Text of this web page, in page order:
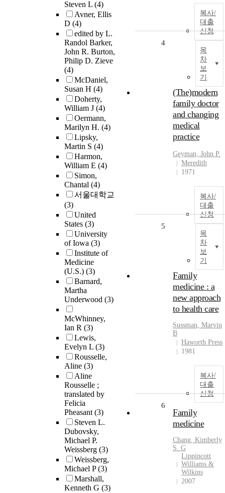
Steven L (4)
Avner, Ellis
D (4)
edited by L.
Randol Barker,
John R. Burton,
Philip D. Zieve
(4)
McDaniel,
Susan H (4)
Doherty,
William J (4)
Oermann,
Marilyn H. (4)
Lipsky,
Martin S (4)
Harmon,
William E (4)
Simon,
Chantal (4)
서울대학교
(3)
United
States (3)
University
of Iowa (3)
Institute of
Medicine
(U.S.) (3)
Barnard,
Martha
Underwood (3)
McWhinney,
Ian R (3)
Lewis,
Evelyn L (3)
Rousselle,
Aline (3)
Aline
Rousselle ;
translated by
Felicia
Pheasant(3)
Steven L.
Dubovsky,
Michael P.
Weissberg (3)
Weissberg,
Michael P(3)
Marshall,
Kenneth G (3)
복사/
대출
신청
목
차
보
기
4
(The)modern
family doctor
and changing
medical
practice
Geyman, John P.
Meredith
1971
복사/
대출
신청
목
차
보
기
5
Family
medicine : a
new approach
to health care
Sussman, Marvin
B
Haworth Press
1981
복사/
대출
신청
6
Family
medicine
Chang, Kimberly
S. G
Lippincott
Williams &
Wilkins
2007